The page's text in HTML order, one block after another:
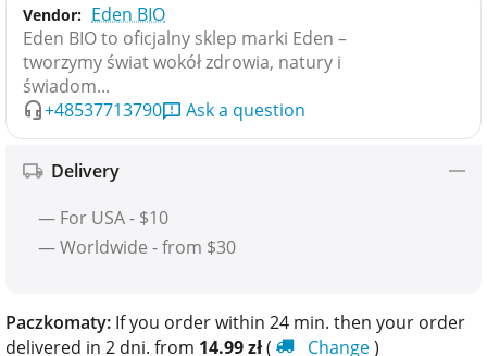
Vendor: Eden BIO
Eden BIO to oficjalny sklep marki Eden –
tworzymy świat wokół zdrowia, natury i
świadom...
+48537713790
Ask a question
Delivery
— For USA - $10
— Worldwide - from $30
Paczkomaty: If you order within 24 min. then your order
delivered in 2 dni. from 14.99zł( Change)